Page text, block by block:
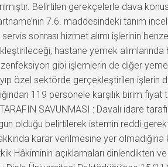
Belirtilen gerekçelerle dava
7.6. maddesindeki tanım
sonrası hizmet alımı işlerinin
hastane yemek
gibi işlemlerin de diğer
özel sektörde gerçekleştirilen
119 personele karşılık birim
SAVUNMASI : Davalı idare
olduğu belirtilerek istemin reddi
karar verilmesine yer
Hâkiminin açıklamaları dinlendikten